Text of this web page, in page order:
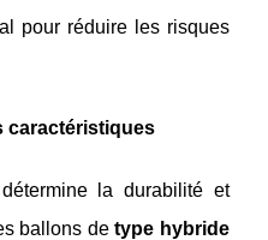
pour réduire les risques
caractéristiques
détermine la durabilité et
ballons detype hybride